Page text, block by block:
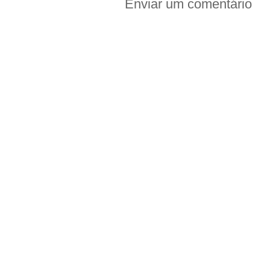
Enviar um comentário